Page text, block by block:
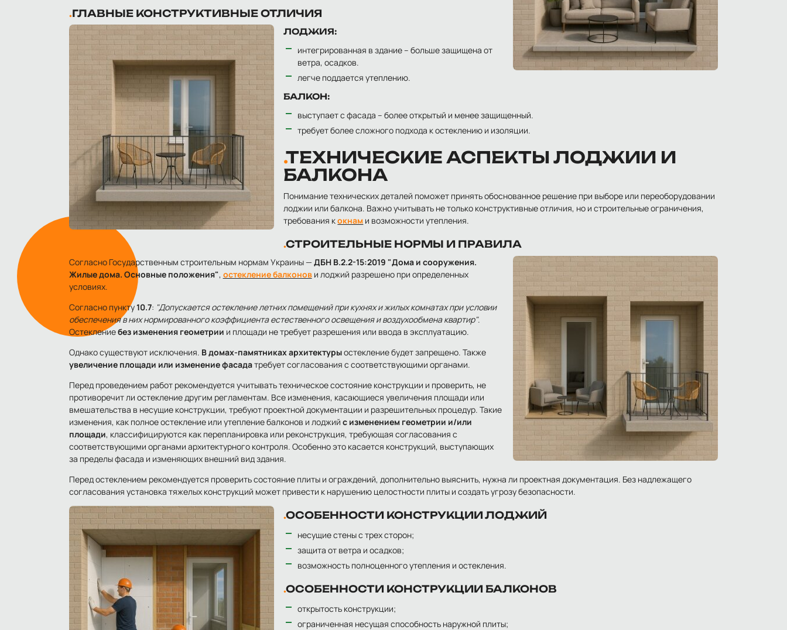
ГЛАВНЫЕ КОНСТРУКТИВНЫЕ ОТЛИЧИЯ
ЛОДЖИЯ:
интегрированная в здание – больше защищена от
ветра, осадков.
легче поддается утеплению.
БАЛКОН:
выступает с фасада – более открытый и менее защищенный.
требует более сложного подхода к остеклению и изоляции.
ТЕХНИЧЕСКИЕ АСПЕКТЫ ЛОДЖИИ И
БАЛКОНА
Понимание технических деталей поможет принять обоснованное решение при выборе или переоборудовании
лоджии или балкона. Важно учитывать не только конструктивные отличия, но и строительные ограничения,
требования кокнам и возможности утепления.
СТРОИТЕЛЬНЫЕ НОРМЫ И ПРАВИЛА
Согласно Государственным строительным нормам Украины — ДБН В.2.2-15:2019 "Дома и сооружения.
Жилые дома. Основные положения", остекление балконови лоджий разрешено при определенных
условиях.
Согласно пункту10.7: "Допускается остекление летних помещений при кухнях и жилых комнатах при условии
обеспечения в них нормированного коэффициента естественного освещения и воздухообмена квартир".
Остеклениебез изменения геометрии и площади не требует разрешения или ввода в эксплуатацию.
Однако существуют исключения. В домах-памятниках архитектурыостекление будет запрещено. Также
увеличение площади или изменение фасадатребует согласования с соответствующими органами.
Перед проведением работ рекомендуется учитывать техническое состояние конструкции и проверить, не
противоречит ли остекление другим регламентам. Все изменения, касающиеся увеличения площади или
вмешательства в несущие конструкции, требуют проектной документации и разрешительных процедур. Такие
изменения, как полное остекление или утепление балконов и лоджий с изменением геометрии и/или
площади, классифицируются как перепланировка или реконструкция, требующая согласования с
соответствующими органами архитектурного контроля. Особенно это касается конструкций, выступающих
за пределы фасада и изменяющих внешний вид здания.
Перед остеклением рекомендуется проверить состояние плиты и ограждений, дополнительно выяснить, нужна ли проектная документация. Без надлежащего
согласования установка тяжелых конструкций может привести к нарушению целостности плиты и создать угрозу безопасности.
ОСОБЕННОСТИ КОНСТРУКЦИИ ЛОДЖИЙ
несущие стены с трех сторон;
защита от ветра и осадков;
возможность полноценного утепления и остекления.
ОСОБЕННОСТИ КОНСТРУКЦИИ БАЛКОНОВ
открытость конструкции;
ограниченная несущая способность наружной плиты;